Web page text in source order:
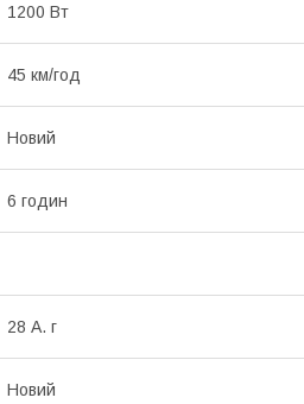
1200 Вт
45 км/год
Новий
6 годин
28 А. г
Новий